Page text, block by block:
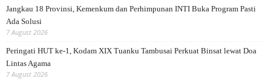
Jangkau 18 Provinsi, Kemenkum dan Perhimpunan INTI Buka Program Pasti
Ada Solusi
7 August 2026
Peringati HUT ke-1, Kodam XIX Tuanku Tambusai Perkuat Binsat lewat Doa
Lintas Agama
7 August 2026